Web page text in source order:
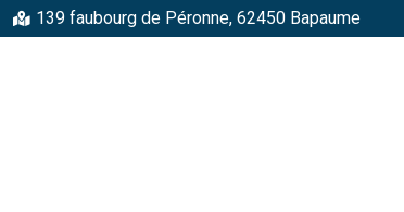
139 faubourg de Péronne, 62450 Bapaume